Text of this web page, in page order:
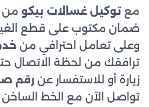
مع توكيل غسالات بيكو من
ضمان مكتوب على قطع
وعلى تعامل احترافي من
ترافقك من لحظة الاتصال
زيارة أو للاستفسار عن رقم
تواصل الآن مع الخط الساخن